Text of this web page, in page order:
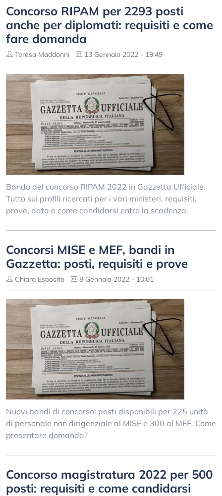
Concorso RIPAM per 2293 posti
anche per diplomati: requisiti e come
fare domanda
Teresa Maddonni 13 Gennaio 2022 - 19:49
Bando del concorso RIPAM 2022 in Gazzetta Ufficiale.
Tutto sui profili ricercati per i vari ministeri, requisiti,
prove, data e come candidarsi entro la scadenza.
Concorsi MISE e MEF, bandi in
Gazzetta: posti, requisiti e prove
Chiara Esposito 8 Gennaio 2022 - 10:01
Nuovi bandi di concorso: posti disponibili per 225 unità
di personale non dirigenziale al MISE e 300 al MEF. Come
presentare domanda?
Concorso magistratura 2022 per 500
posti: requisiti e come candidarsi